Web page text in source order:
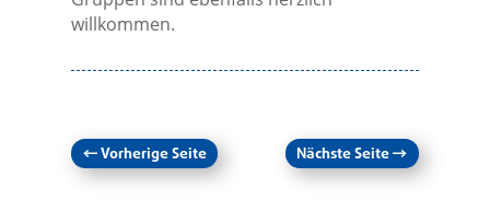
willkommen.
←Vorherige Seite Nächste Seite→